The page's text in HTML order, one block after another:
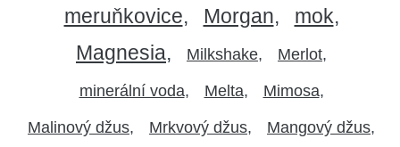
meruňkovice Morgan
mok
Magnesia
Milkshake Merlot
minerální voda Melta Mimosa
Malinový džus Mrkvový džus Mangový džus